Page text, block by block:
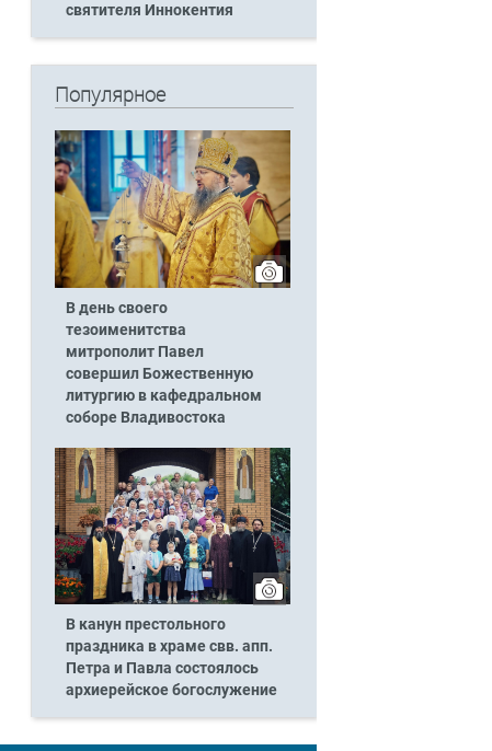
святителя Иннокентия
Популярное
В день своего
тезоименитства
митрополит Павел
совершил Божественную
литургию в кафедральном
соборе Владивостока
В канун престольного
праздника в храме свв. апп.
Петра и Павла состоялось
архиерейское богослужение